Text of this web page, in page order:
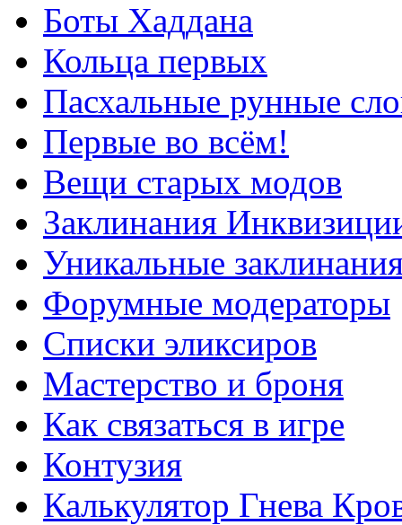
Боты Хаддана
Кольца первых
Пасхальные рунные
Первые во всём!
Вещи старых модов
Заклинания
Уникальные
Форумные модераторы
Списки эликсиров
Мастерство и броня
Как связаться в игре
Контузия
Калькулятор Гнева